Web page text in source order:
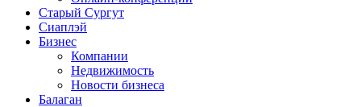
Старый Сургут
Сиаплэй
Бизнес
Компании
Недвижимость
Новости бизнеса
Балаган